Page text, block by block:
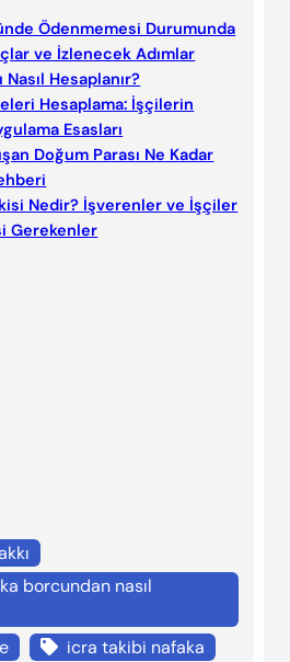
Ödenmemesi Durumunda
ve İzlenecek Adımlar
Nasıl Hesaplanır?
Hesaplama: İşçilerin
Esasları
Doğum Parası Ne Kadar
Nedir? İşverenler ve İşçiler
Gerekenler
borcundan nasıl
icra takibi nafaka